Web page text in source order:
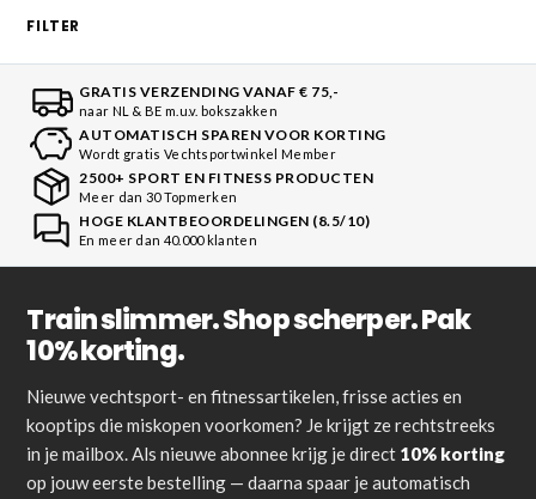
FILTER
GRATIS VERZENDING VANAF € 75,-
naar NL & BE m.u.v. bokszakken
AUTOMATISCH SPAREN VOOR KORTING
Wordt gratis Vechtsportwinkel Member
2500+ SPORT EN FITNESS PRODUCTEN
Meer dan 30 Topmerken
HOGE KLANTBEOORDELINGEN (8.5/10)
En meer dan 40.000 klanten
Train slimmer. Shop scherper. Pak
10% korting.
Nieuwe vechtsport- en fitnessartikelen, frisse acties en
kooptips die miskopen voorkomen? Je krijgt ze rechtstreeks
in je mailbox. Als nieuwe abonnee krijg je direct 10% korting
op jouw eerste bestelling — daarna spaar je automatisch